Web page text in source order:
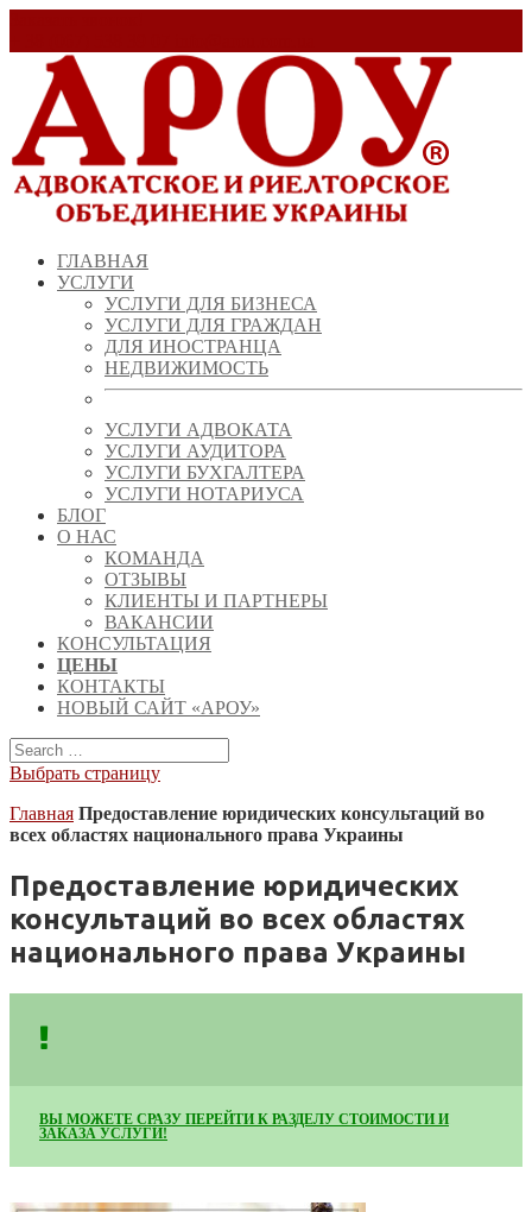
ГЛАВНАЯ
УСЛУГИ
УСЛУГИ ДЛЯ БИЗНЕСА
УСЛУГИ ДЛЯ ГРАЖДАН
ДЛЯ ИНОСТРАНЦА
НЕДВИЖИМОСТЬ
УСЛУГИ АДВОКАТА
УСЛУГИ АУДИТОРА
УСЛУГИ БУХГАЛТЕРА
УСЛУГИ НОТАРИУСА
БЛОГ
О НАС
КОМАНДА
ОТЗЫВЫ
КЛИЕНТЫ И ПАРТНЕРЫ
ВАКАНСИИ
КОНСУЛЬТАЦИЯ
ЦЕНЫ
КОНТАКТЫ
НОВЫЙ САЙТ «АРОУ»
Выбрать страницу
Главная Предоставление юридических консультаций во
всех областях национального права Украины
Предоставление юридических
консультаций во всех областях
национального права Украины
ВЫ МОЖЕТЕ СРАЗУ ПЕРЕЙТИ К РАЗДЕЛУ СТОИМОСТИ И
ЗАКАЗА УСЛУГИ!